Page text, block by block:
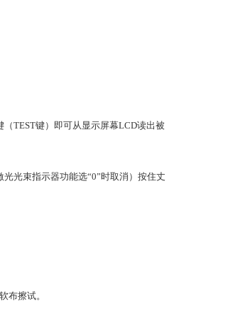
TEST键）即可从显示屏幕LCD读出被
光束指示器功能选“0”时取消）按住丈
布擦试。